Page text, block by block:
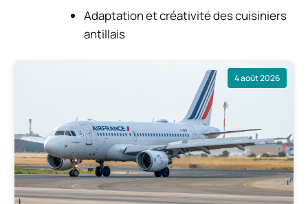
Adaptation et créativité des cuisiniers
antillais
4 août 2026